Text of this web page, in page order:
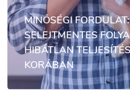
MINŐSÉGI FORDULAT:
SELEJTMENTES
HIBÁTLAN
KORÁBAN